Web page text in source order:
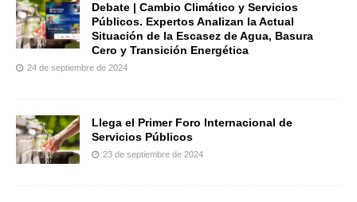
Debate | Cambio Climático y Servicios
Públicos. Expertos Analizan la Actual
Situación de la Escasez de Agua, Basura
Cero y Transición Energética
24 de septiembre de 2024
Llega el Primer Foro Internacional de
Servicios Públicos
23 de septiembre de 2024